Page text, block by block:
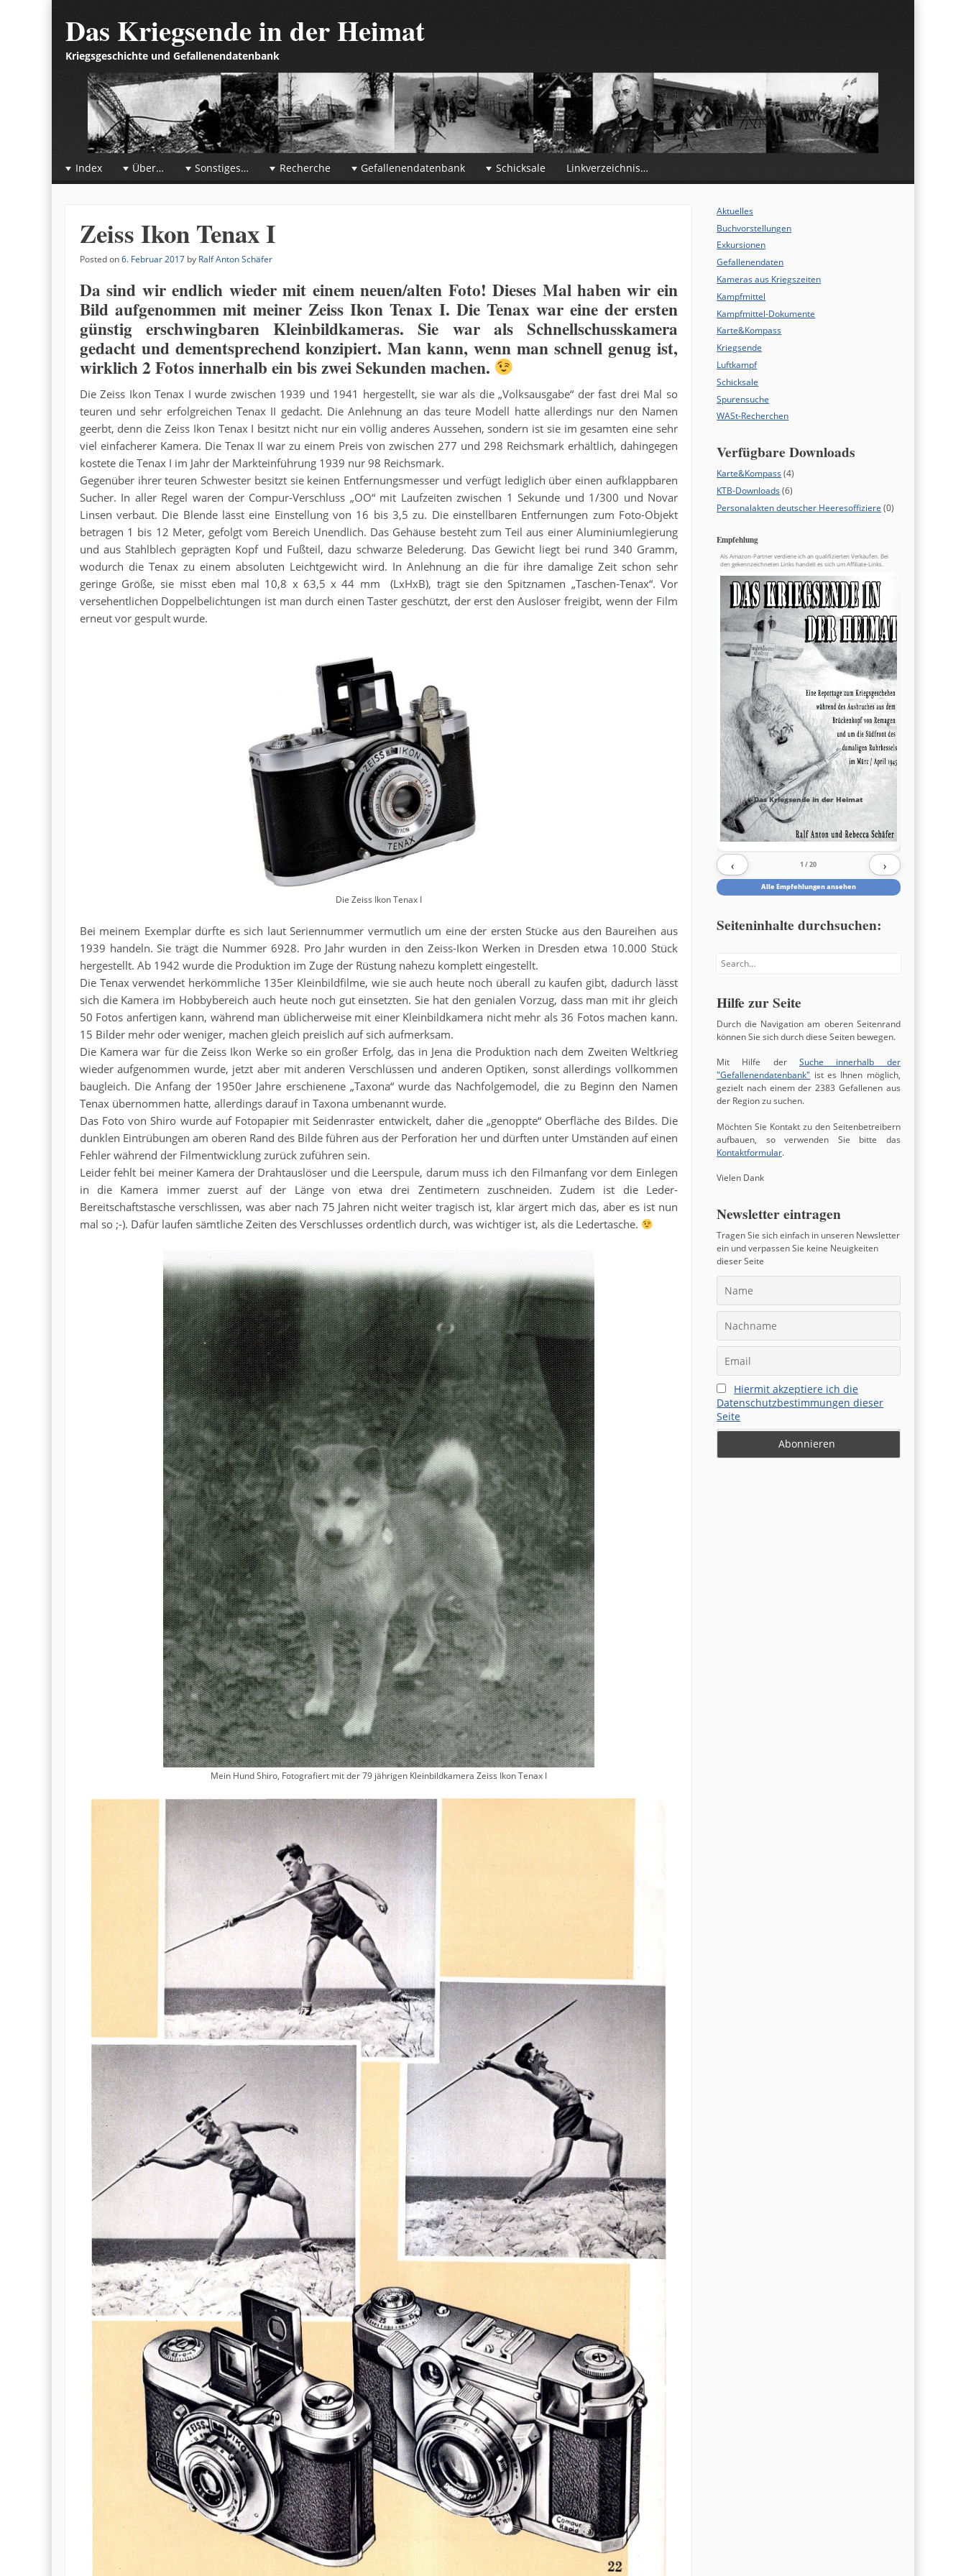
Das Kriegsende in der Heimat
Kriegsgeschichte und Gefallenendatenbank
☰Menu
Skip to content
Index Über… Sonstiges… Recherche Gefallenendatenbank Schicksale Linkverzeichnis…
Zeiss Ikon Tenax I
Posted on 6. Februar 2017by Ralf Anton Schäfer
Da sind wir endlich wieder mit einem neuen/alten Foto! Dieses Mal haben wir ein
Bild aufgenommen mit meiner Zeiss Ikon Tenax I. Die Tenax war eine der ersten
günstig erschwingbaren Kleinbildkameras. Sie war als Schnellschusskamera
gedacht und dementsprechend konzipiert. Man kann, wenn man schnell genug ist,
wirklich 2 Fotos innerhalb ein bis zwei Sekunden machen.
Die Zeiss Ikon Tenax I wurde zwischen 1939 und 1941 hergestellt, sie war als die „Volksausgabe“ der fast drei Mal so
teuren und sehr erfolgreichen Tenax II gedacht. Die Anlehnung an das teure Modell hatte allerdings nur den Namen
geerbt, denn die Zeiss Ikon Tenax I besitzt nicht nur ein völlig anderes Aussehen, sondern ist sie im gesamten eine sehr
viel einfacherer Kamera. Die Tenax II war zu einem Preis von zwischen 277 und 298 Reichsmark erhältlich, dahingegen
kostete die Tenax I im Jahr der Markteinführung 1939 nur 98 Reichsmark.
Gegenüber ihrer teuren Schwester besitzt sie keinen Entfernungsmesser und verfügt lediglich über einen aufklappbaren
Sucher. In aller Regel waren der Compur-Verschluss „OO“ mit Laufzeiten zwischen 1 Sekunde und 1/300 und Novar
Linsen verbaut. Die Blende lässt eine Einstellung von 16 bis 3,5 zu. Die einstellbaren Entfernungen zum Foto-Objekt
betragen 1 bis 12 Meter, gefolgt vom Bereich Unendlich. Das Gehäuse besteht zum Teil aus einer Aluminiumlegierung
und aus Stahlblech geprägten Kopf und Fußteil, dazu schwarze Belederung. Das Gewicht liegt bei rund 340 Gramm,
wodurch die Tenax zu einem absoluten Leichtgewicht wird. In Anlehnung an die für ihre damalige Zeit schon sehr
geringe Größe, sie misst eben mal 10,8 x 63,5 x 44 mm (LxHxB), trägt sie den Spitznamen „Taschen-Tenax“. Vor
versehentlichen Doppelbelichtungen ist man durch einen Taster geschützt, der erst den Auslöser freigibt, wenn der Film
erneut vor gespult wurde.
Die Zeiss Ikon Tenax I
Bei meinem Exemplar dürfte es sich laut Seriennummer vermutlich um eine der ersten Stücke aus den Baureihen aus
1939 handeln. Sie trägt die Nummer 6928. Pro Jahr wurden in den Zeiss-Ikon Werken in Dresden etwa 10.000 Stück
hergestellt. Ab 1942 wurde die Produktion im Zuge der Rüstung nahezu komplett eingestellt.
Die Tenax verwendet herkömmliche 135er Kleinbildfilme, wie sie auch heute noch überall zu kaufen gibt, dadurch lässt
sich die Kamera im Hobbybereich auch heute noch gut einsetzten. Sie hat den genialen Vorzug, dass man mit ihr gleich
50 Fotos anfertigen kann, während man üblicherweise mit einer Kleinbildkamera nicht mehr als 36 Fotos machen kann.
15 Bilder mehr oder weniger, machen gleich preislich auf sich aufmerksam.
Die Kamera war für die Zeiss Ikon Werke so ein großer Erfolg, das in Jena die Produktion nach dem Zweiten Weltkrieg
wieder aufgenommen wurde, jetzt aber mit anderen Verschlüssen und anderen Optiken, sonst allerdings vollkommen
baugleich. Die Anfang der 1950er Jahre erschienene „Taxona“ wurde das Nachfolgemodel, die zu Beginn den Namen
Tenax übernommen hatte, allerdings darauf in Taxona umbenannt wurde.
Das Foto von Shiro wurde auf Fotopapier mit Seidenraster entwickelt, daher die „genoppte“ Oberfläche des Bildes. Die
dunklen Eintrübungen am oberen Rand des Bilde führen aus der Perforation her und dürften unter Umständen auf einen
Fehler während der Filmentwicklung zurück zuführen sein.
Leider fehlt bei meiner Kamera der Drahtauslöser und die Leerspule, darum muss ich den Filmanfang vor dem Einlegen
in die Kamera immer zuerst auf der Länge von etwa drei Zentimetern zuschneiden. Zudem ist die Leder-
Bereitschaftstasche verschlissen, was aber nach 75 Jahren nicht weiter tragisch ist, klar ärgert mich das, aber es ist nun
mal so ;-). Dafür laufen sämtliche Zeiten des Verschlusses ordentlich durch, was wichtiger ist, als die Ledertasche.
Mein Hund Shiro, Fotografiert mit der 79 jährigen Kleinbildkamera Zeiss Ikon Tenax I
Aktuelles
Buchvorstellungen
Exkursionen
Gefallenendaten
Kameras aus Kriegszeiten
Kampfmittel
Kampfmittel-Dokumente
Karte&Kompass
Kriegsende
Luftkampf
Schicksale
Spurensuche
WASt-Recherchen
Verfügbare Downloads
Karte&Kompass (4)
KTB-Downloads (6)
Personalakten deutscher Heeresoffiziere (0)
Empfehlung
Als Amazon-Partner verdiene ich an qualifizierten Verkäufen. Bei
den gekennzeichneten Links handelt es sich um Affiliate-Links.
Das Kriegsende in der Heimat
‹ 1 / 20 ›
Alle Empfehlungen ansehen
Seiteninhalte durchsuchen:
Search
Hilfe zur Seite
Durch die Navigation am oberen Seitenrand
können Sie sich durch diese Seiten bewegen.
Mit Hilfe derSuche innerhalb der
"Gefallenendatenbank" ist es Ihnen möglich,
gezielt nach einem der 2383 Gefallenen aus
der Region zu suchen.
Möchten Sie Kontakt zu den Seitenbetreibern
aufbauen, so verwenden Sie bitte das
Kontaktformular.
Vielen Dank
Newsletter eintragen
Tragen Sie sich einfach in unseren Newsletter
ein und verpassen Sie keine Neuigkeiten
dieser Seite
Hiermit akzeptiere ich die
Datenschutzbestimmungen dieser
Seite